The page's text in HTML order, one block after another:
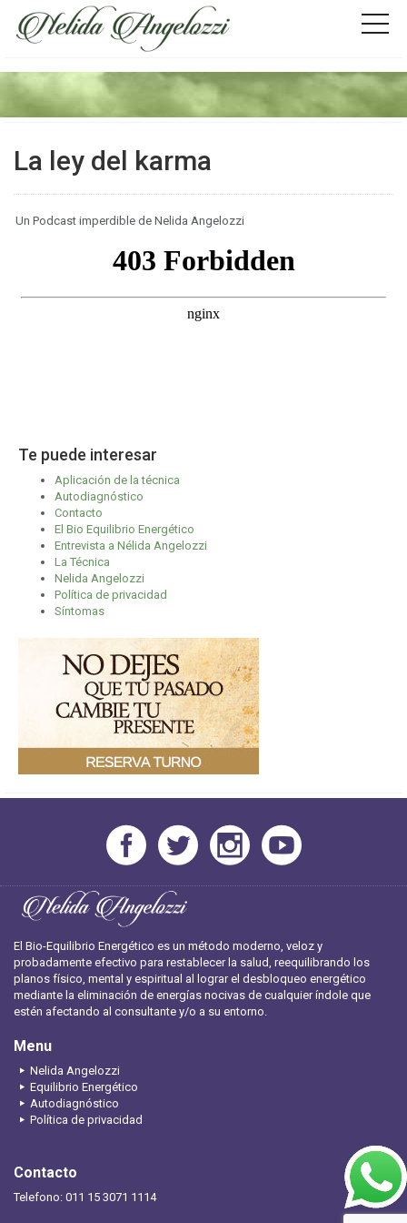
La ley del karma
Un Podcast imperdible de Nelida Angelozzi
Te puede interesar
Aplicación de la técnica
Autodiagnóstico
Contacto
El Bio Equilibrio Energético
Entrevista a Nélida Angelozzi
La Técnica
Nelida Angelozzi
Política de privacidad
Síntomas
El Bio-Equilibrio Energético es un método moderno, veloz y
probadamente efectivo para restablecer la salud, reequilibrando los
planos físico, mental y espiritual al lograr el desbloqueo energético
mediante la eliminación de energías nocivas de cualquier índole que
estén afectando al consultante y/o a su entorno.
Menu
Nelida Angelozzi
Equilibrio Energético
Autodiagnóstico
Política de privacidad
Contacto
Telefono: 011 15 3071 1114